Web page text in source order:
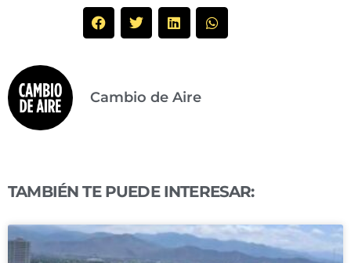
Cambio de Aire
TAMBIÉN TE PUEDE INTERESAR: